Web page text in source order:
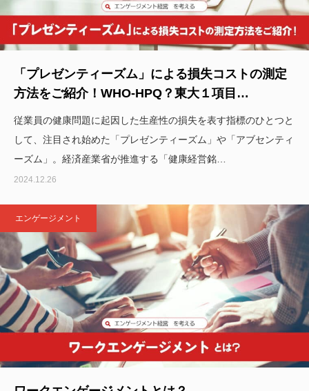
「プレゼンティーズム」による損失コストの測定
方法をご紹介！WHO-HPQ？東大１項目…
従業員の健康問題に起因した生産性の損失を表す指標のひとつと
して、注目され始めた「プレゼンティーズム」や「アブセンティ
ーズム」。経済産業省が推進する「健康経営銘…
2024.12.26
エンゲージメント